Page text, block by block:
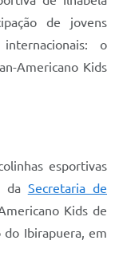
de jovens
o
Americano Kids
esportivas
da Secretaria de
Kids de
do Ibirapuera, em